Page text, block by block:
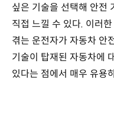
싶은 기술을 선택해 안전
직접 느낄 수 있다. 이러
겪는 운전자가 자동차 안
기술이 탑재된 자동차에
있다는 점에서 매우 유용